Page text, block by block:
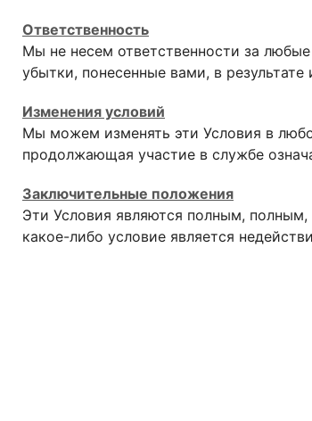
Ответственность
Мы не несем ответственности за
убытки, понесенные вами, в
Изменения условий
Мы можем изменять эти Условия в
продолжающая участие в службе
Заключительные положения
Эти Условия являются полным,
какое-либо условие является